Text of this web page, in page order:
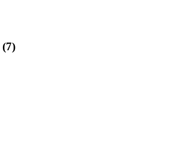
(7)